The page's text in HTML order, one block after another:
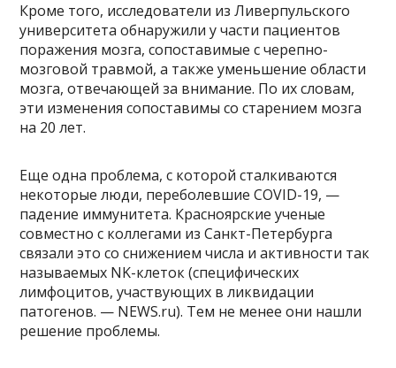
Кроме того, исследователи из Ливерпульского
университета обнаружили у части пациентов
поражения мозга, сопоставимые с черепно-
мозговой травмой, а также уменьшение области
мозга, отвечающей за внимание. По их словам,
эти изменения сопоставимы со старением мозга
на 20 лет.
Еще одна проблема, с которой сталкиваются
некоторые люди, переболевшие COVID-19, —
падение иммунитета. Красноярские ученые
совместно с коллегами из Санкт-Петербурга
связали это со снижением числа и активности так
называемых NK-клеток (специфических
лимфоцитов, участвующих в ликвидации
патогенов. — NEWS.ru). Тем не менее они нашли
решение проблемы.